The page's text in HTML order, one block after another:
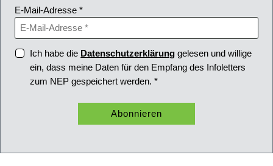
E-Mail-Adresse *
Ich habe die Datenschutzerklärung gelesen und willige
ein, dass meine Daten für den Empfang des Infoletters
zum NEP gespeichert werden. *